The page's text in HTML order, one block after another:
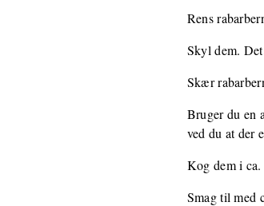
Rens
Skyl dem.
Skær
Bruger du en
ved du at der
Kog dem i
Smag til med